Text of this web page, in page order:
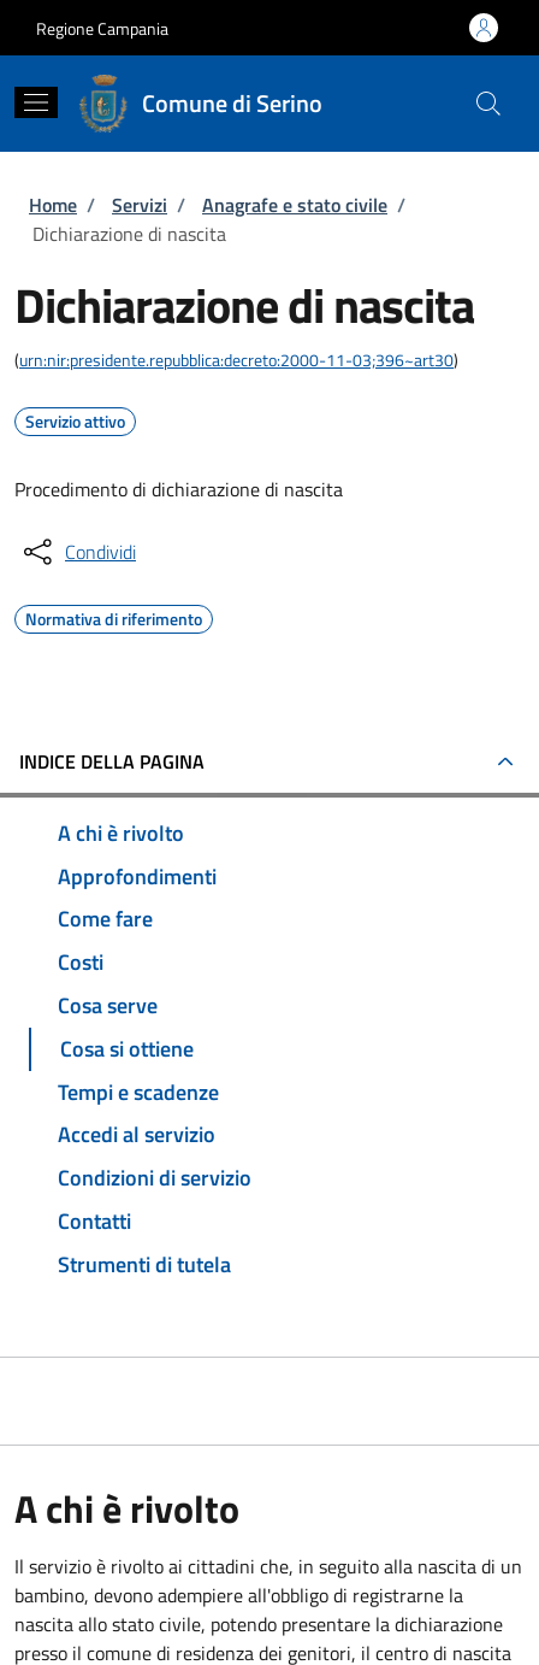
Regione Campania
Comune di Serino
Briciole di pane
Home / Servizi / Anagrafe e stato civile /
Dichiarazione di nascita
Dichiarazione di nascita
(urn:nir:presidente.repubblica:decreto:2000-11-03;396~art30)
Servizio attivo
Procedimento di dichiarazione di nascita
Condividi
Normativa di riferimento
INDICE DELLA PAGINA
A chi è rivolto
Approfondimenti
Come fare
Costi
Cosa serve
Cosa si ottiene
Tempi e scadenze
Accedi al servizio
Condizioni di servizio
Contatti
Strumenti di tutela
A chi è rivolto
Il servizio è rivolto ai cittadini che, in seguito alla nascita di un
bambino, devono adempiere all'obbligo di registrarne la
nascita allo stato civile, potendo presentare la dichiarazione
presso il comune di residenza dei genitori, il centro di nascita